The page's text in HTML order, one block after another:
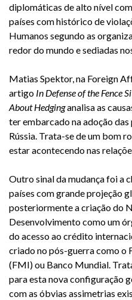
diplomáticas de alto nível
países com histórico de
Humanos segundo as
redor do mundo e sediadas
Matias Spektor, na Foreign
artigo In Defense of the Fence
About Hedginganalisa as
ter embarcado na adoção
Rússia. Trata-se de um bom
estar acontecendo nas
Outro sinal da mudança foi a
países com grande projeção
posteriormente a criação do
Desenvolvimento como um
do acesso ao crédito
criado no pós-guerra como
(FMI) ou Banco Mundial.
para esta nova configuração
com as óbvias assimetrias